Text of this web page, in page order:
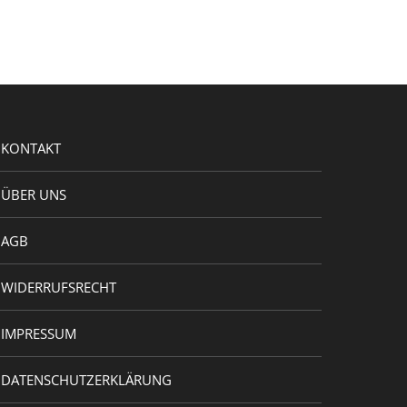
KONTAKT
ÜBER UNS
AGB
WIDERRUFSRECHT
IMPRESSUM
DATENSCHUTZERKLÄRUNG